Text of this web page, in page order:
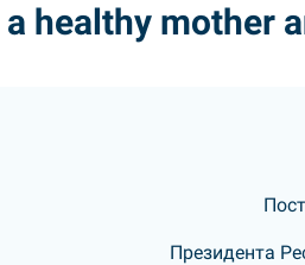
healthy mother
Президента